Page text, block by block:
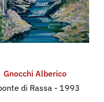
(LI).
Cornegliano
Comune.
della Proloco.
Gnocchi Alberico
di Rassa - 1993